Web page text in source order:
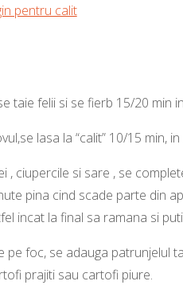
pentru calit
taie felii si se fierb 15/20 min
lasa la “calit” 10/15 min,
, ciupercile si sare , se
pina cind scade parte din
incat la final sa ramana si
pe foc, se adauga patrunjelul
prajiti sau cartofi piure.